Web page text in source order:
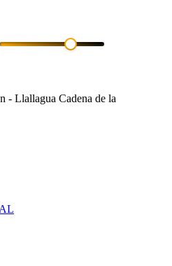
- Llallagua Cadena de la